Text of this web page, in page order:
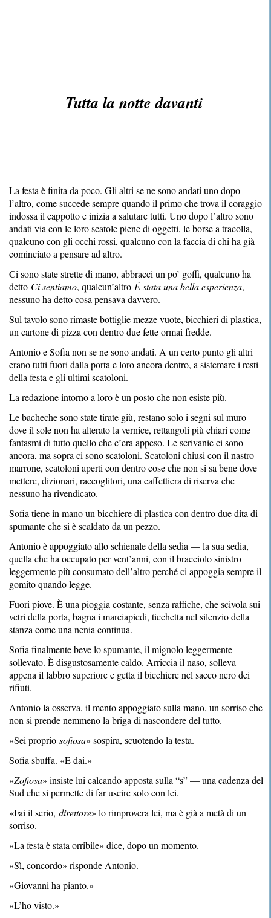
Tutta la notte davanti
La festa è finita da poco. Gli altri se ne sono andati uno dopo
l’altro, come succede sempre quando il primo che trova il coraggio
indossa il cappotto e inizia a salutare tutti. Uno dopo l’altro sono
andati via con le loro scatole piene di oggetti, le borse a tracolla,
qualcuno con gli occhi rossi, qualcuno con la faccia di chi ha già
cominciato a pensare ad altro.
Ci sono state strette di mano, abbracci un po’ goffi, qualcuno ha
detto Ci sentiamo, qualcun’altro È stata una bella esperienza,
nessuno ha detto cosa pensava davvero.
Sul tavolo sono rimaste bottiglie mezze vuote, bicchieri di plastica,
un cartone di pizza con dentro due fette ormai fredde.
Antonio e Sofia non se ne sono andati. A un certo punto gli altri
erano tutti fuori dalla porta e loro ancora dentro, a sistemare i resti
della festa e gli ultimi scatoloni.
La redazione intorno a loro è un posto che non esiste più.
Le bacheche sono state tirate giù, restano solo i segni sul muro
dove il sole non ha alterato la vernice, rettangoli più chiari come
fantasmi di tutto quello che c’era appeso. Le scrivanie ci sono
ancora, ma sopra ci sono scatoloni. Scatoloni chiusi con il nastro
marrone, scatoloni aperti con dentro cose che non si sa bene dove
mettere, dizionari, raccoglitori, una caffettiera di riserva che
nessuno ha rivendicato.
Sofia tiene in mano un bicchiere di plastica con dentro due dita di
spumante che si è scaldato da un pezzo.
Antonio è appoggiato allo schienale della sedia — la sua sedia,
quella che ha occupato per vent’anni, con il bracciolo sinistro
leggermente più consumato dell’altro perché ci appoggia sempre il
gomito quando legge.
Fuori piove. È una pioggia costante, senza raffiche, che scivola sui
vetri della porta, bagna i marciapiedi, ticchetta nel silenzio della
stanza come una nenia continua.
Sofia finalmente beve lo spumante, il mignolo leggermente
sollevato. È disgustosamente caldo. Arriccia il naso, solleva
appena il labbro superiore e getta il bicchiere nel sacco nero dei
rifiuti.
Antonio la osserva, il mento appoggiato sulla mano, un sorriso che
non si prende nemmeno la briga di nascondere del tutto.
«Sei proprio sofiosa» sospira, scuotendo la testa.
Sofia sbuffa. «E dai.»
«Zofiosa» insiste lui calcando apposta sulla “s” — una cadenza del
Sud che si permette di far uscire solo con lei.
«Fai il serio, direttore» lo rimprovera lei, ma è già a metà di un
sorriso.
«La festa è stata orribile» dice, dopo un momento.
«Sì, concordo» risponde Antonio.
«Giovanni ha pianto.»
«L’ho visto.»